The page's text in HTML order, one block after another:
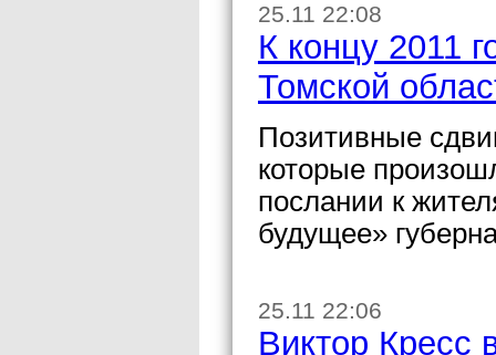
25.11 22:08
К концу 2011
Томской
Позитивные
которые
послании к
будущее»
25.11 22:06
Виктор Кресс